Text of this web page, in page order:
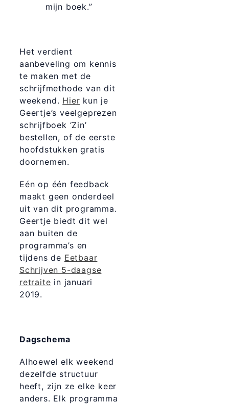
mijn boek.”
Het verdient
aanbeveling om kennis
te maken met de
schrijfmethode van dit
weekend. Hier kun je
Geertje’s veelgeprezen
schrijfboek ‘Zin’
bestellen, of de eerste
hoofdstukken gratis
doornemen.
Eén op één feedback
maakt geen onderdeel
uit van dit programma.
Geertje biedt dit wel
aan buiten de
programma’s en
tijdens de Eetbaar
Schrijven 5-daagse
retraite in januari
2019.
Dagschema
Alhoewel elk weekend
dezelfde structuur
heeft, zijn ze elke keer
anders. Elk programma